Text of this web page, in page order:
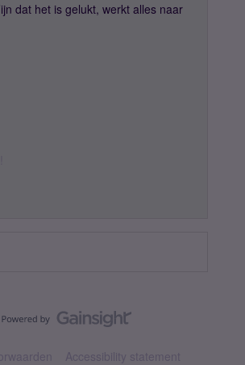
dat het is gelukt, werkt alles naar
Accessibility statement